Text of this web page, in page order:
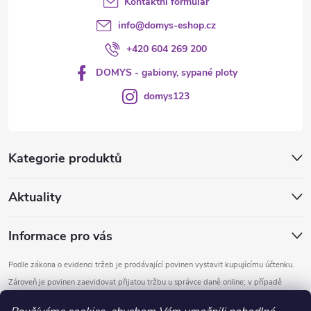
Kategorie produktů
Aktuality
Informace pro vás
Podle zákona o evidenci tržeb je prodávající povinen vystavit kupujícímu účtenku.
Zároveň je povinen zaevidovat přijatou tržbu u správce daně online; v případě
info@domys-eshop.cz
+420 604 269 200
DOMYS - gabiony, sypané ploty
domys123